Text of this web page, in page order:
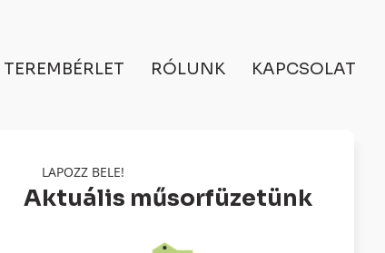
TEREMBÉRLET RÓLUNK KAPCSOLAT
LAPOZZ BELE!
Aktuális műsorfüzetünk